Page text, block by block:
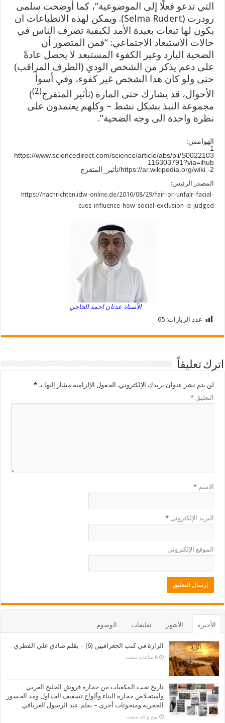
التي تدعو فعلًا إلى الموضوعية”، كما أوضحت سلمى
رودرت (Selma Rudert). ويمكن لهذه الانطباعات ان
يكون لها تبعات بعيدة الأمد لكيفية تصرف الناس في
حالات الاستبعاد الاجتماعي: “فمن المتصور أن
الضحية البارد وغير الكفوء المستبعد لا يحصل عادةً
على دعم يذكر من الشخص الودي (الطرف المراقب)
حتى ولو كان هذا الشخص غير كفوء، وفي أسوأ
الأحوال، قد يشارك حتى المارة (تأثير المتفرج(2)
)
مجموعة النبذ بشكل نشط – وكلهم يعتمدون على
نظرة واحدة الى وجه الضحية”.
الهوامش:
1-
https://www.sciencedirect.com/science/article/abs/pii/S0022103
116303791?via=ihub
2- https://ar.wikipedia.org/wiki/تأثير_المتفرج
المصدر الرئيس:
https://nachrichten.idw-online.de/2016/08/29/fair-or-unfair-facial-
cues-influence-how-social-exclusion-is-judged
الأستاذ عدنان احمد الحاجي
عدد الزيارات: 65
اترك تعليقاً
لن يتم نشر عنوان بريدك الإلكتروني. الحقول الإلزامية مشار إليها بـ*
التعليق*
الاسم*
البريد الإلكتروني*
الموقع الإلكتروني
الأخيرة الأشهر تعليقات الوسوم
الزارة في كتب الجغرافيين (6) – بقلم صادق علي القطري
‏6 ساعات مضت
تاريخ نحت المكعبات من حجارة فروش الخليج العربي
واستخلاص حجارة البناء وألواح تسقيف الجداول ومد الجسور
الحجرية ومنحوتات أخرى – بقلم عبد الرسول الغريافي
‏يوم واحد مضت